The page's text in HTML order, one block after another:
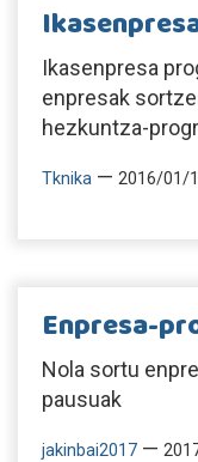
Ikasenpresa
enpresak
hezkuntza-
Tknika — 2016/01/
Enpresa-
Nola sortu
pausuak
jakinbai2017 —